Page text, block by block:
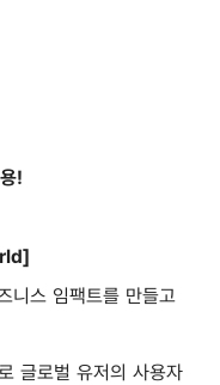
!
니스 임팩트를 만들고
글로벌 유저의 사용자